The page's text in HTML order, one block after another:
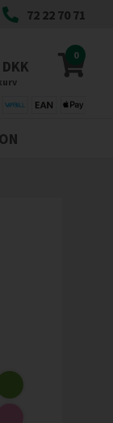
72 22 70 71
0